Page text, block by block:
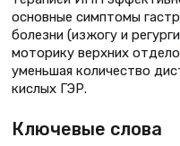
основные симптомы
болезни (изжогу и
моторику верхних
уменьшая количество
кислых ГЭР.
Ключевые слова